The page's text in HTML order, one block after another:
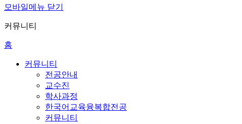
모바일메뉴 닫기
커뮤니티
홈
커뮤니티
전공안내
교수진
학사과정
한국어교육융복합전공
커뮤니티